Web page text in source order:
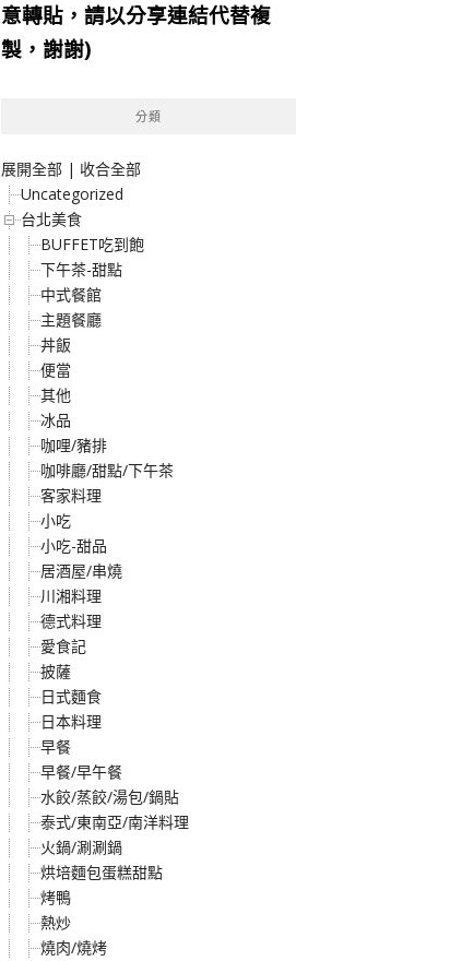
意轉貼，請以分享連結代替複
製，謝謝)
分類
展開全部 | 收合全部
Uncategorized
台北美食
BUFFET吃到飽
下午茶-甜點
中式餐館
主題餐廳
丼飯
便當
其他
冰品
咖哩/豬排
咖啡廳/甜點/下午茶
客家料理
小吃
小吃-甜品
居酒屋/串燒
川湘料理
德式料理
愛食記
披薩
日式麵食
日本料理
早餐
早餐/早午餐
水餃/蒸餃/湯包/鍋貼
泰式/東南亞/南洋料理
火鍋/涮涮鍋
烘培麵包蛋糕甜點
烤鴨
熱炒
燒肉/燒烤